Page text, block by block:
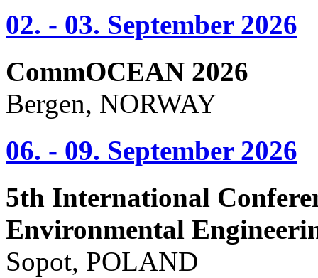
02. - 03. September 2026
CommOCEAN 2026
Bergen, NORWAY
06. - 09. September 2026
5th International
Environmental
Sopot, POLAND